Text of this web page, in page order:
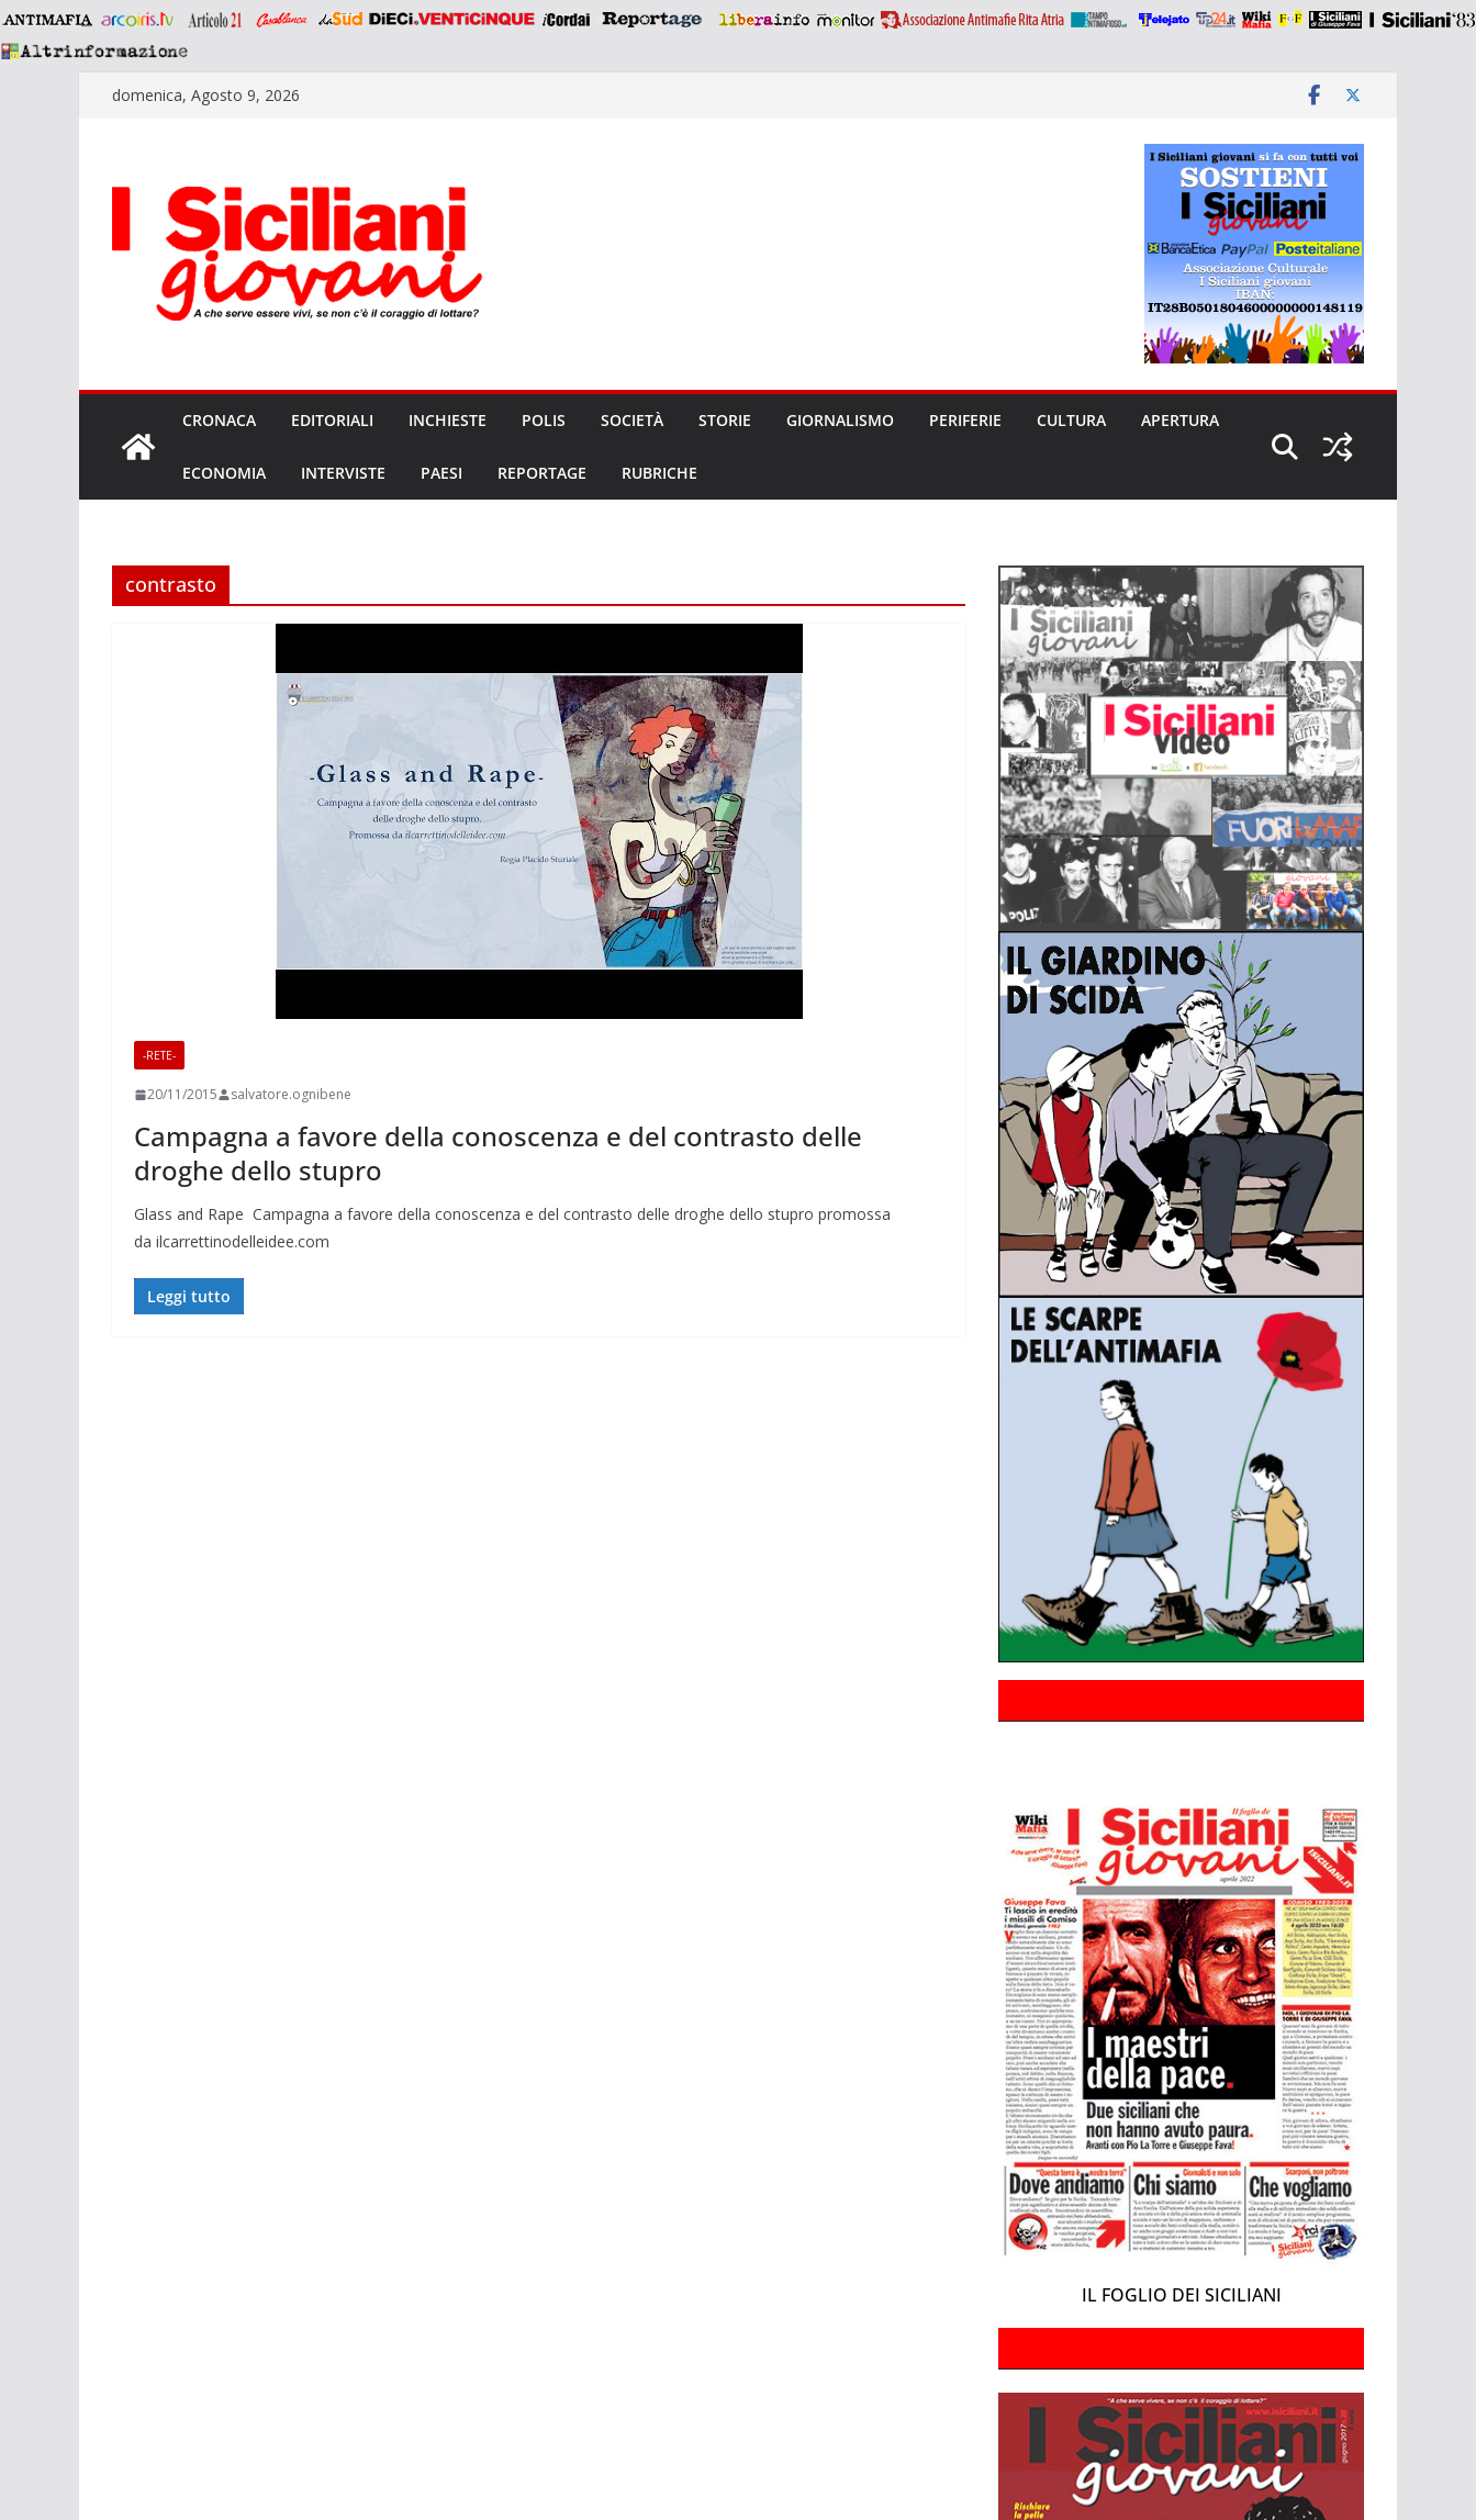
Saltadomenica, Agosto 9, 2026
CRONACA EDITORIALI INCHIESTE POLIS SOCIETÀ STORIE GIORNALISMO PERIFERIE CULTURA APERTURA
ECONOMIA INTERVISTE PAESI REPORTAGE RUBRICHE
contrasto
-RETE-
20/11/2015 salvatore.ognibene
Campagna a favore della conoscenza e del contrasto delle
droghe dello stupro
Glass and Rape Campagna a favore della conoscenza e del contrasto delle droghe dello stupro promossa
da ilcarrettinodelleidee.com
Leggi tutto
IL FOGLIO DEI SICILIANI